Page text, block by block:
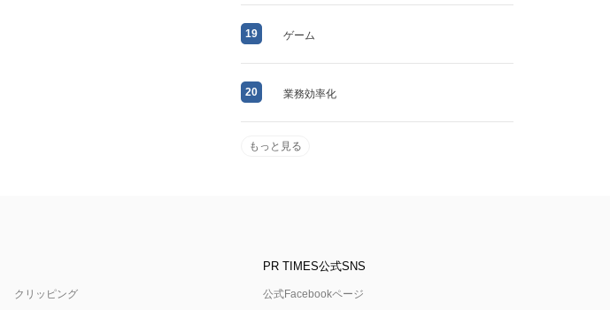
19 ゲーム
20 業務効率化
もっと見る
クリッピング
PR TIMES公式SNS
公式Facebookページ